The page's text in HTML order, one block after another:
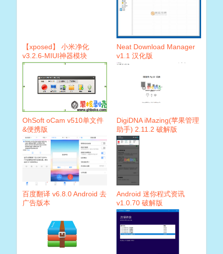
【xposed】 小米净化
v3.2.6-MIUI神器模块
Neat Download Manager
v1.1 汉化版
OhSoft oCam v510单文件
&便携版
DigiDNA iMazing(苹果管理
助手) 2.11.2 破解版
百度翻译 v6.8.0 Android 去
广告版本
Android 迷你程式资讯
v1.0.70 破解版